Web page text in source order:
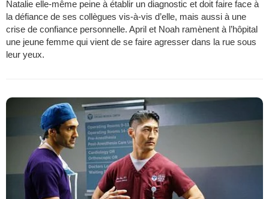
Natalie elle-même peine à établir un diagnostic et doit faire face à
la défiance de ses collègues vis-à-vis d’elle, mais aussi à une
crise de confiance personnelle. April et Noah ramènent à l’hôpital
une jeune femme qui vient de se faire agresser dans la rue sous
leur yeux.